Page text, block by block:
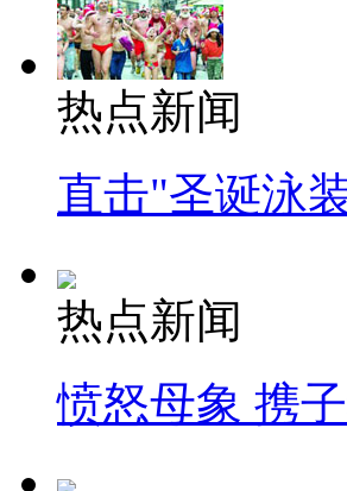
热点新闻
直击"圣诞泳
热点新闻
愤怒母象 携